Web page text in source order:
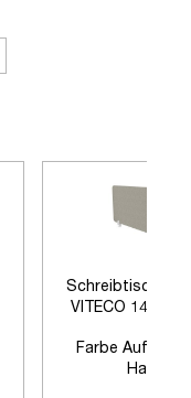
VITECO 140cm
Farbe
Harbor